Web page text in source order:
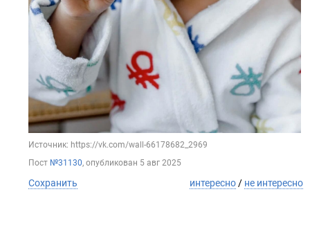
Источник: https://vk.com/wall-66178682_2969
Пост №31130, опубликован 5 авг 2025
Сохранить интересно / не интересно